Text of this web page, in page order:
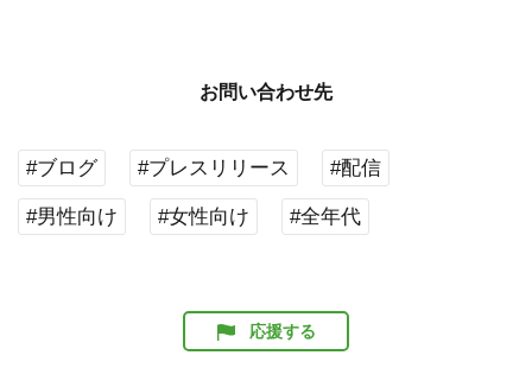
お問い合わせ先
#ブログ #プレスリリース #配信
#男性向け #女性向け #全年代
応援する